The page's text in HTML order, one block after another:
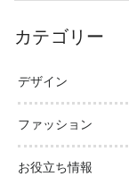
カテゴリー
デザイン
ファッション
お役立ち情報